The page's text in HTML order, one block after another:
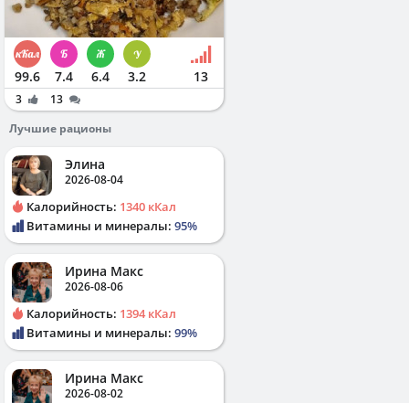
99.6 7.4 6.4 3.2 13
3
13
Лучшие рационы
Элина
2026-08-04
Калорийность: 1340 кКал
Витамины и минералы: 95%
Ирина Макс
2026-08-06
Калорийность: 1394 кКал
Витамины и минералы: 99%
Ирина Макс
2026-08-02